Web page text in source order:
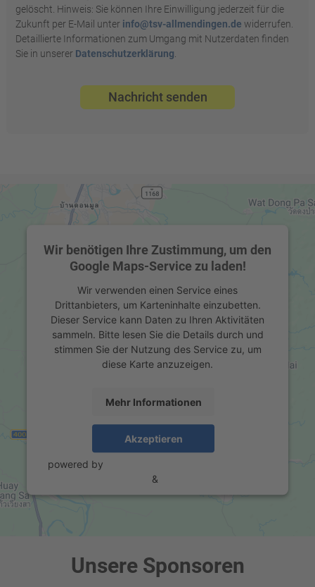
gelöscht. Hinweis: Sie können Ihre Einwilligung jederzeit für die
Zukunft per E-Mail unter info@tsv-allmendingen.de widerrufen.
Detaillierte Informationen zum Umgang mit Nutzerdaten finden
Sie in unserer Datenschutzerklärung
Nachricht senden
Wir benötigen Ihre Zustimmung, um den
Google Maps-Service zu laden!
Wir verwenden einen Service eines
Drittanbieters, um Karteninhalte einzubetten.
Dieser Service kann Daten zu Ihren Aktivitäten
sammeln. Bitte lesen Sie die Details durch und
stimmen Sie der Nutzung des Service zu, um
diese Karte anzuzeigen.
Mehr Informationen
Akzeptieren
powered by
&
Unsere Sponsoren